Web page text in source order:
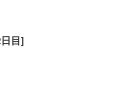
目]